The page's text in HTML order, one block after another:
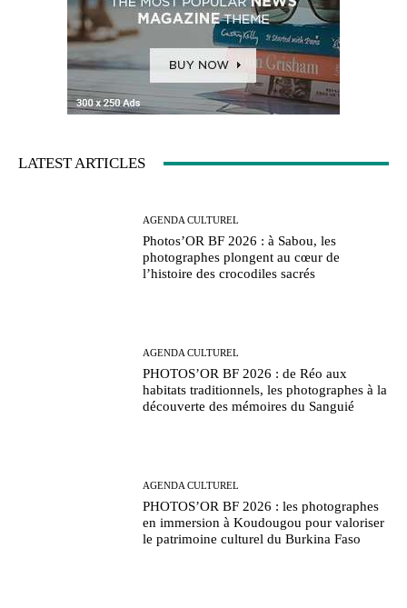
LATEST ARTICLES
AGENDA CULTUREL
Photos’OR BF 2026 : à Sabou, les
photographes plongent au cœur de
l’histoire des crocodiles sacrés
AGENDA CULTUREL
PHOTOS’OR BF 2026 : de Réo aux
habitats traditionnels, les photographes à la
découverte des mémoires du Sanguié
AGENDA CULTUREL
PHOTOS’OR BF 2026 : les photographes
en immersion à Koudougou pour valoriser
le patrimoine culturel du Burkina Faso